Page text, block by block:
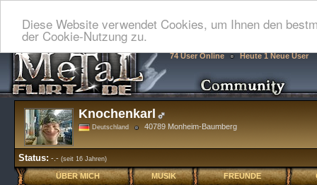
Diese Website verwendet Cookies, um Ihnen den
der Cookie-Nutzung zu.
74 User Online Heute 1 Neue User
Knochenkarl
Deutschland 40789 Monheim-Baumberg
Status: -.- (seit 16 Jahren)
ÜBER MICH MUSIK FREUNDE